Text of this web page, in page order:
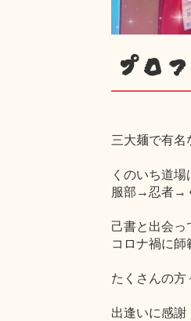
プロ
三大麺で有名
くのいち道
服部→忍者→
己書と出会っ
コロナ禍に師
たくさんの方
出逢いに感謝